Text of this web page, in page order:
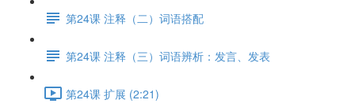
第24课 注释（二）词语搭配
第24课 注释（三）词语辨析：发言、发表
第24课 扩展 (2:21)